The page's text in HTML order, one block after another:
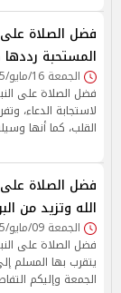
فضل الصلاة على
المستحبة رددها
الجمعة 16/مايو/2025 - 03:44 م
فضل الصلاة على
لاستجابة الدعاء،
القلب، كما أنها
فضل الصلاة على
الله وتزيد من
الجمعة 09/مايو/2025 - 01:36 م
فضل الصلاة على
يتقرب بها المسلم
الجمعة وإليكم